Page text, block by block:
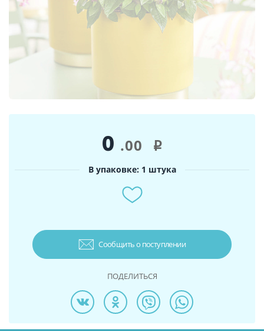
0 .00 i
В упаковке: 1 штука
Сообщить о поступлении
ПОДЕЛИТЬСЯ